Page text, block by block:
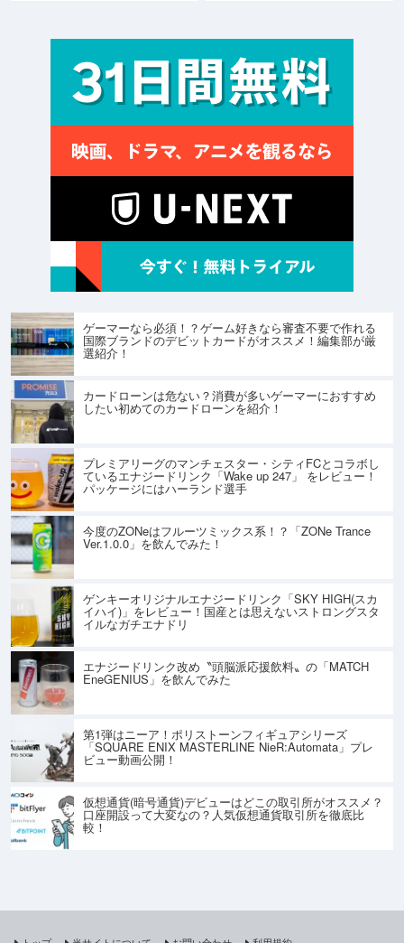
ゲーマーなら必須！？ゲーム好きなら審査不要で作れる
国際ブランドのデビットカードがオススメ！編集部が厳
選紹介！
カードローンは危ない？消費が多いゲーマーにおすすめ
したい初めてのカードローンを紹介！
プレミアリーグのマンチェスター・シティFCとコラボし
ているエナジードリンク「Wake up 247」 をレビュー！
パッケージにはハーランド選手
今度のZONeはフルーツミックス系！？「ZONe Trance
Ver.1.0.0」を飲んでみた！
ゲンキーオリジナルエナジードリンク「SKY HIGH(スカ
イハイ)」をレビュー！国産とは思えないストロングスタ
イルなガチエナドリ
エナジードリンク改め〝頭脳派応援飲料〟の「MATCH
EneGENIUS」を飲んでみた
第1弾はニーア！ポリストーンフィギュアシリーズ
「SQUARE ENIX MASTERLINE NieR:Automata」プレ
ビュー動画公開！
仮想通貨(暗号通貨)デビューはどこの取引所がオススメ？
口座開設って大変なの？人気仮想通貨取引所を徹底比
較！